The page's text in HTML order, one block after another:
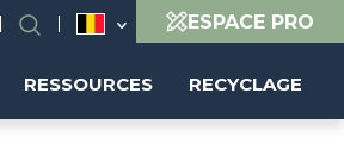
Search ESPACE PRO
RESSOURCES RECYCLAGE